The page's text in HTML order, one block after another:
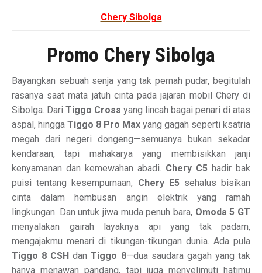
Chery Sibolga
Promo Chery Sibolga
Bayangkan sebuah senja yang tak pernah pudar, begitulah
rasanya saat mata jatuh cinta pada jajaran mobil Chery di
Sibolga. Dari Tiggo Cross yang lincah bagai penari di atas
aspal, hingga Tiggo 8 Pro Max yang gagah seperti ksatria
megah dari negeri dongeng—semuanya bukan sekadar
kendaraan, tapi mahakarya yang membisikkan janji
kenyamanan dan kemewahan abadi. Chery C5 hadir bak
puisi tentang kesempurnaan, Chery E5sehalus bisikan
cinta dalam hembusan angin elektrik yang ramah
lingkungan. Dan untuk jiwa muda penuh bara, Omoda 5 GT
menyalakan gairah layaknya api yang tak padam,
mengajakmu menari di tikungan-tikungan dunia. Ada pula
Tiggo 8 CSH danTiggo 8—dua saudara gagah yang tak
hanya menawan pandang, tapi juga menyelimuti hatimu